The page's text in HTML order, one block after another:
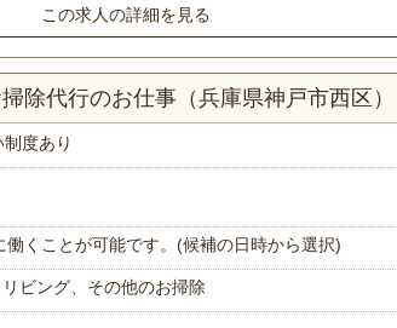
この求人の詳細を見る
除代行のお仕事（兵庫県神戸市西区）
制度あり
くことが可能です。(候補の日時から選択)
ビング、その他のお掃除